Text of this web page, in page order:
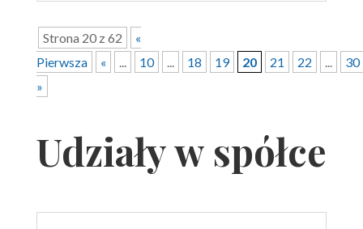
Strona 20 z 62
«
Pierwsza
« ... 10 ... 18 19 20 21 22 ...
30
»
Udziały w spółce